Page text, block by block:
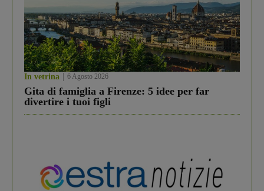
In vetrina 6 Agosto 2026
Gita di famiglia a Firenze: 5 idee per far
divertire i tuoi figli